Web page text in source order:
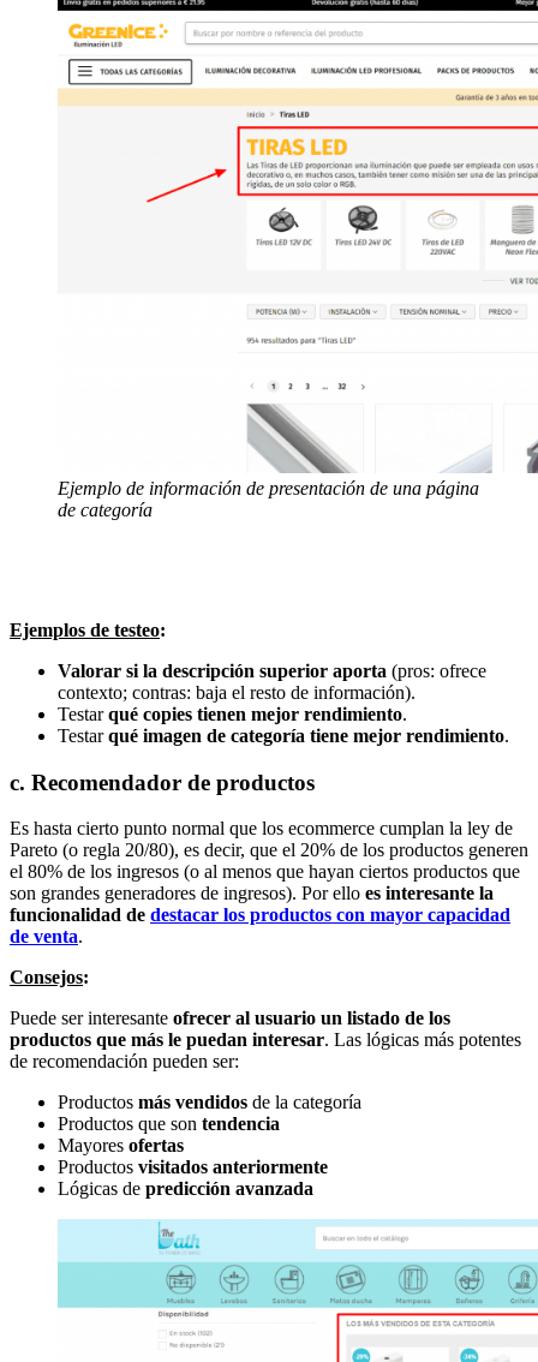
Ejemplo de información de presentación de una página
de categoría
Ejemplos de testeo:
Valorar si la descripción superior aporta (pros: ofrece
contexto; contras: baja el resto de información).
Testarqué copies tienen mejor rendimiento.
Testarqué imagen de categoría tiene mejor rendimiento.
c. Recomendador de productos
Es hasta cierto punto normal que los ecommerce cumplan la ley de
Pareto (o regla 20/80), es decir, que el 20% de los productos generen
el 80% de los ingresos (o al menos que hayan ciertos productos que
son grandes generadores de ingresos). Por ello es interesante la
funcionalidad de destacar los productos con mayor capacidad
de venta.
Consejos:
Puede ser interesante ofrecer al usuario un listado de los
productos que más le puedan interesar. Las lógicas más potentes
de recomendación pueden ser:
Productos más vendidos de la categoría
Productos que son tendencia
Mayores ofertas
Productos visitados anteriormente
Lógicas de predicción avanzada